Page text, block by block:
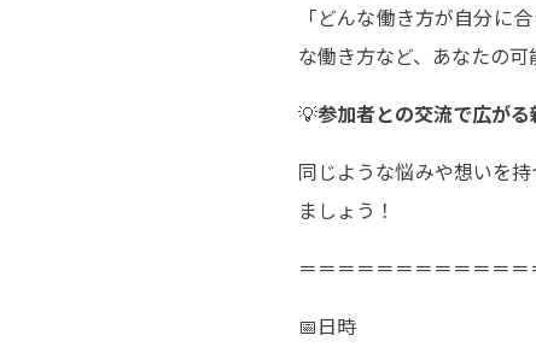
「どんな働き方が自分に
な働き方など、あなたの
💡参加者との交流で広がる
同じような悩みや想いを
ましょう！
＝＝＝＝＝＝＝＝＝＝＝＝
📅日時